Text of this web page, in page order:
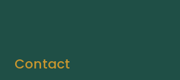
Contact